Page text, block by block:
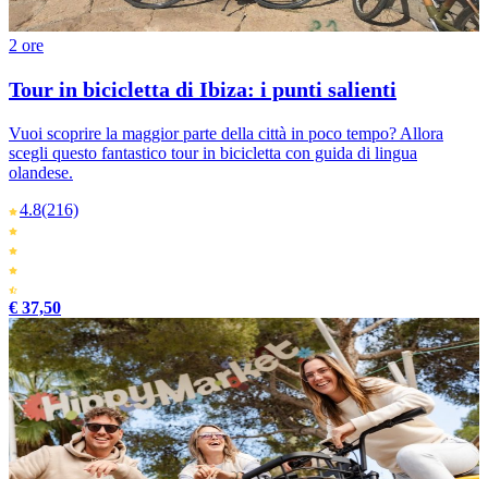
2 ore
Tour in bicicletta di Ibiza: i punti salienti
Vuoi scoprire la maggior parte della città in poco tempo? Allora
scegli questo fantastico tour in bicicletta con guida di lingua
olandese.
4.8(216)
€ 37,50